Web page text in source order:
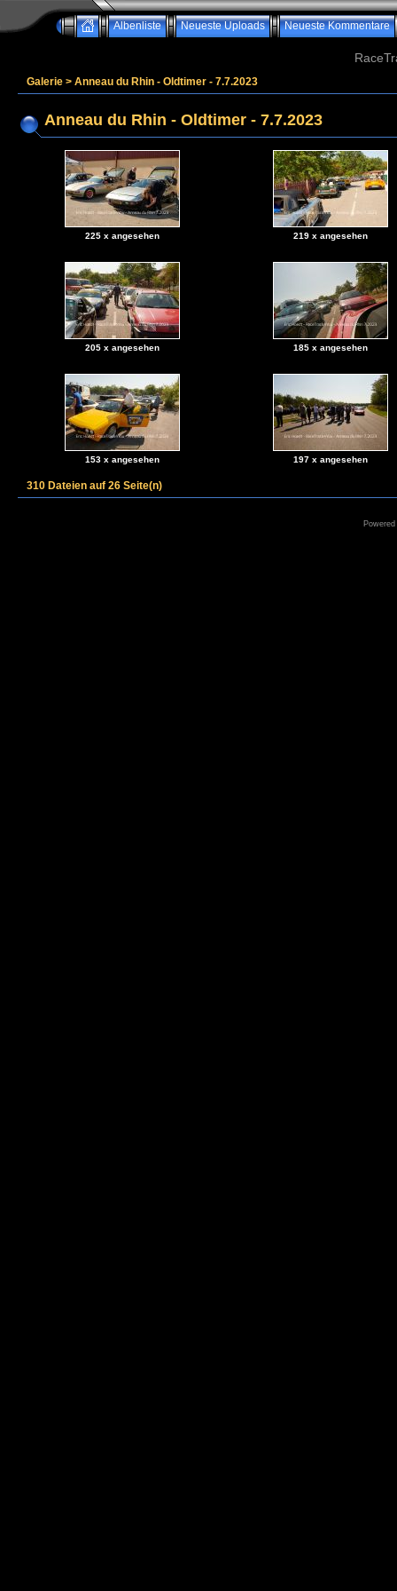
Albenliste Neueste Uploads Neueste Kommentare
Galerie > Anneau du Rhin - Oldtimer - 7.7.2023
Anneau du Rhin - Oldtimer - 7.7.2023
225 x angesehen 219 x angesehen
205 x angesehen 185 x angesehen
153 x angesehen 197 x angesehen
310 Dateien auf 26 Seite(n)